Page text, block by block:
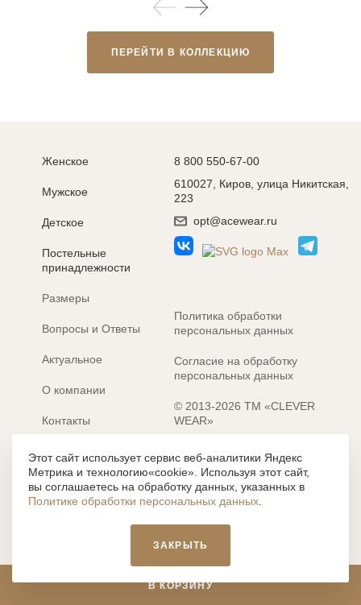
В КОРЗИНУ
ПЕРЕЙТИ В КОЛЛЕКЦИЮ
Женское
Мужское
Детское
Постельные
принадлежности
Размеры
Вопросы и Ответы
Актуальное
О компании
Контакты
Электронные каталоги
8 800 550-67-00
610027, Киров, улица Никитская,
223
opt@acewear.ru
Политика обработки
персональных данных
Согласие на обработку
персональных данных
© 2013-2026 ТМ «CLEVER
WEAR»
Разработка сайта: MACHAON
Все содержание, представленное или отраженное на сайте
https://clever-style.ru, включая, но не ограничиваясь, текстом,
графикой, фотографиями, иллюстрациями и т.д., являются
объектами авторского права, использование которых, без
письменного разрешения администрации и без активной
влечет наложение ответственности с действующим
законодательством РФ.
Этот сайт использует сервис веб-аналитики Яндекс
Метрика и технологию«cookie». Используя этот сайт,
вы соглашаетесь на обработку данных, указанных в
Политике обработки персональных данных
ЗАКРЫТЬ